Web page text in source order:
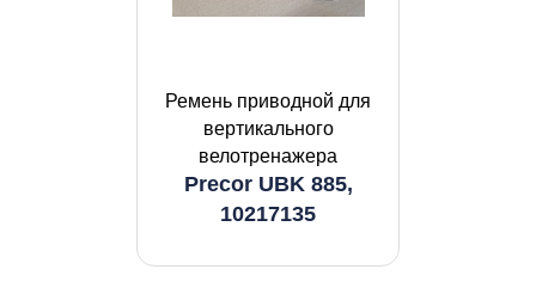
Ремень приводной для
вертикального
велотренажера
Precor UBK 885,
10217135